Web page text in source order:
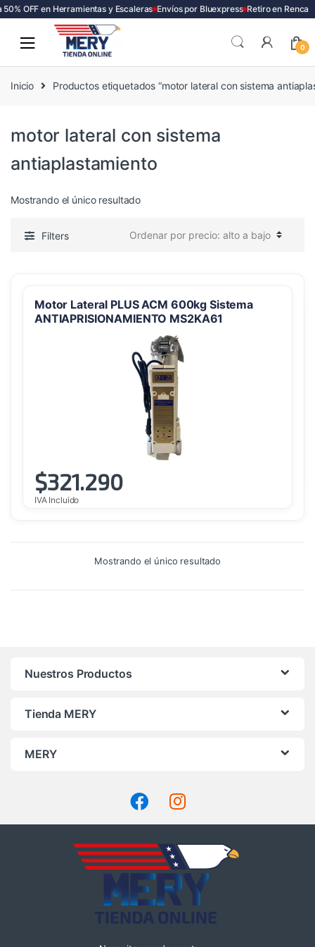
OFF en Herramientas y Escaleras Envíos por Bluexpress Retiro en Renca
0
Inicio Productos etiquetados “motor lateral con sistema
motor lateral con sistema
antiaplastamiento
Mostrando el único resultado
Filters
Motor Lateral PLUS ACM 600kg Sistema
ANTIAPRISIONAMIENTO MS2KA61
$321.290
IVA Incluido
Mostrando el único resultado
Nuestros Productos
Tienda MERY
MERY